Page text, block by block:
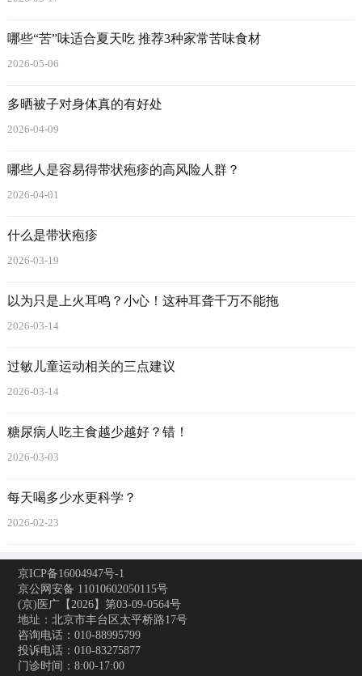
哪些“苦”味适合夏天吃 推荐3种家常苦味食材
2026-05-06
多晒被子对身体真的有好处
2026-04-09
哪些人是容易得带状疱疹的高风险人群？
2026-04-01
什么是带状疱疹
2026-03-19
以为只是上火耳鸣？小心！这种耳聋千万不能拖
2026-03-14
过敏儿童运动相关的三点建议
2026-03-14
糖尿病人吃主食越少越好？错！
2026-03-03
每天喝多少水更科学？
2026-02-23
京ICP备16004947号-1
京公网安备 11010602050115号
(京)医广【2026】第03-09-0564号
地址：北京市丰台区太平桥路17号
咨询电话：010-88995799
投诉电话：010-83275877
门诊时间：8:00-17:00